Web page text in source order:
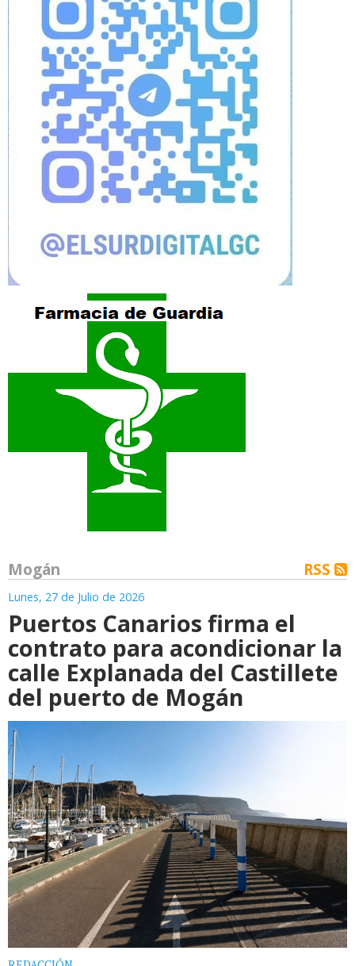
Mogán RSS
Lunes, 27 de Julio de 2026
Puertos Canarios firma el
contrato para acondicionar la
calle Explanada del Castillete
del puerto de Mogán